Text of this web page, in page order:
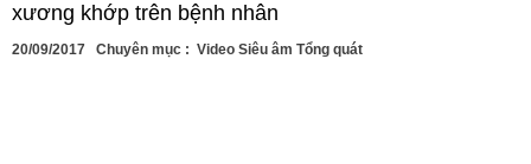
xương khớp trên bệnh nhân
20/09/2017 Chuyên mục : Video Siêu âm Tổng quát